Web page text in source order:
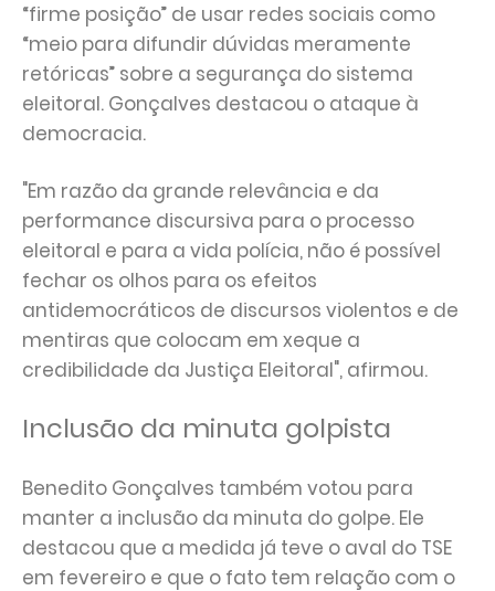
“firme posição” de usar redes sociais como
“meio para difundir dúvidas meramente
retóricas” sobre a segurança do sistema
eleitoral. Gonçalves destacou o ataque à
democracia.
"Em razão da grande relevância e da
performance discursiva para o processo
eleitoral e para a vida polícia, não é possível
fechar os olhos para os efeitos
antidemocráticos de discursos violentos e de
mentiras que colocam em xeque a
credibilidade da Justiça Eleitoral", afirmou.
Inclusão da minuta golpista
Benedito Gonçalves também votou para
manter a inclusão da minuta do golpe. Ele
destacou que a medida já teve o aval do TSE
em fevereiro e que o fato tem relação com o